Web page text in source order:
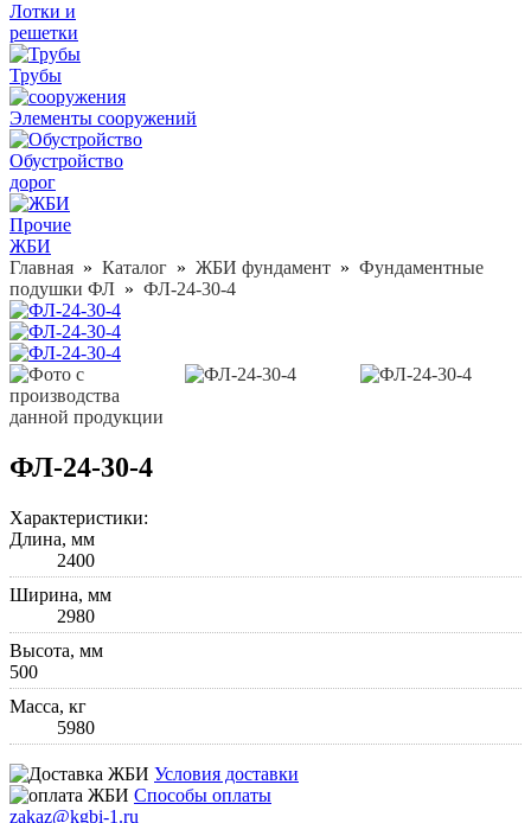
Лотки и
решетки
Трубы
Элементы сооружений
Обустройство
дорог
Прочие
ЖБИ
Главная » Каталог » ЖБИ фундамент » Фундаментные
подушки ФЛ » ФЛ-24-30-4
ФЛ-24-30-4
Характеристики:
Длина, мм
2400
Ширина, мм
2980
Высота, мм
500
Масса, кг
5980
Условия доставки
Способы оплаты
zakaz@kgbi-1.ru